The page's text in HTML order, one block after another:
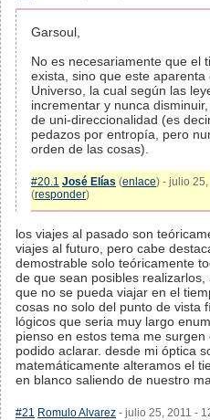
Garsoul,
No es necesariamente que el
exista, sino que este
Universo, la cual según las
incrementar y nunca
de uni-direccionalidad (es
pedazos por entropía, pero
orden de las cosas).
#20.1 José Elías (enlace) - julio
(responder)
los viajes al pasado son
viajes al futuro, pero cabe
demostrable solo teóricamente
de que sean posibles
que no se pueda viajar en el
cosas no solo del punto de vista
lógicos que seria muy largo
pienso en estos tema me
podido aclarar. desde mi óptica
matemáticamente alteramos el
en blanco saliendo de nuestro
#21 Romulo Alvarez - julio 25, 2011 -